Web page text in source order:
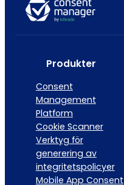
Produkter
Consent
Management
Platform
Cookie Scanner
Verktyg för
generering av
integritetspolicyer
Mobile App Consent